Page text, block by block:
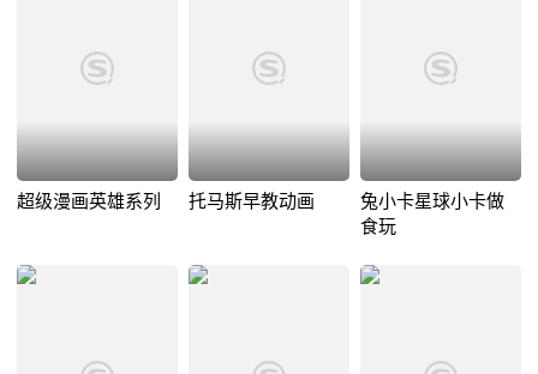
超级漫画英雄系列 托马斯早教动画
兔小卡星球小卡做
食玩